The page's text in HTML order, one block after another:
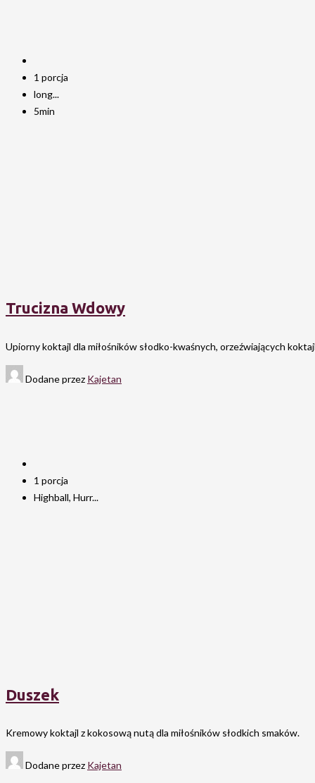
1 porcja
long...
5min
Trucizna Wdowy
Upiorny koktajl dla miłośników słodko-kwaśnych, orzeźwiających
Dodane przez Kajetan
1 porcja
Highball, Hurr...
Duszek
Kremowy koktajl z kokosową nutą dla miłośników słodkich smaków.
Dodane przez Kajetan